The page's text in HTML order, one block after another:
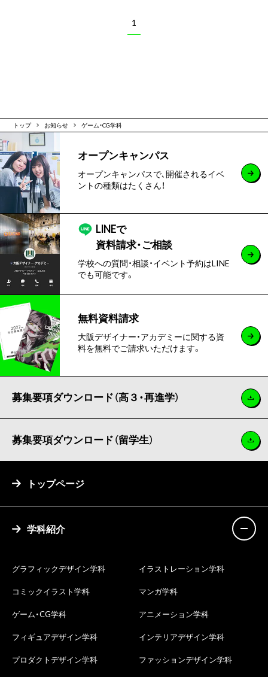
1
トップ お知らせ ゲーム・CG学科
オープンキャンパス
オープンキャンパスで､開催されるイベ
ントの種類はたくさん！
LINEで
資料請求・ご相談
学校への質問・相談・イベント予約はLINE
でも可能です。
無料資料請求
大阪デザイナー・アカデミーに関する資
料を無料でご請求いただけます。
募集要項ダウンロード（高３・再進学）
募集要項ダウンロード（留学生）
トップページ
学科紹介
グラフィックデザイン学科
イラストレーション学科
コミックイラスト学科
マンガ学科
ゲーム・CG学科
アニメーション学科
フィギュアデザイン学科
インテリアデザイン学科
プロダクトデザイン学科
ファッションデザイン学科